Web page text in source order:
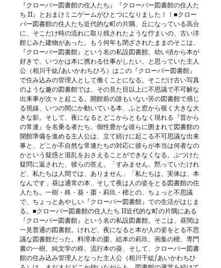
『クローバー図書館の住人たち』『クローバー図書館の住人た
ち II』とおまけミニゲームがひとつになりました！！■クロー
バー図書館の住人たち近代的な町の片隅、丘になっている高台
に、そこだけ時の流れに取り残されたような佇まいの、古い洋
館じみた建物があった。もう何年も閉ざされたままのそこは、
『クローバー図書館』という名の私設図書館。幼い頃から本が
好きで、いつかは本に携わる仕事がしたい、と思っていた主人
公（相川千紘/あいかわちひろ）はこの『クローバー図書館』
で住み込みの管理人として働くことになる。そこだけ古い写真
のような趣の図書館では、その見た目以上に不思議で不可解な
出来事が次々と起こる。開館前の誰もいない筈の図書館で感じ
る視線、いつの間にか動いている本、ふと窓から覗く大きな大
きな影。そして、夜になるとどこからともなく現れる『昔から
の常連』を名乗る者たち。個性豊かな彼らに囲まれて図書館の
開館準備を進める主人公は、立て続けに起こる不可思議な出来
事と、どこか不自然な常連たちの対応に彼らが本当は何者なの
かという疑惑と混乱をおさえることができなくなる。ぶつけた
疑問に返された、彼らの答え。「すみません。黙っていたけれ
ど、私たちは人間では、ありません」「私たちは、実体は、本
なんです」昼は通常の本、そして夜は人の姿をとる図書館の住
人たち。一樹・柊・葵・棗・莉玖・樒との、ちょっと不思議
で、ちょっとあやしい『クローバー図書館』での生活がはじま
る。■クローバー図書館の住人たち II近代的な町の片隅にある
『クローバー図書館』という名の私設図書館。そこは、昼間は
一見普通の図書館。けれど、夜になると本が人の姿をとる不思
議な図書館だった。料理本の棗、絵本の莉玖、画集の樒、専門
書の一樹、純文学の柊、流行本の葵、そして、クローバー図書
館の住み込み管理人となった主人公（相川千紘/あいかわちひ